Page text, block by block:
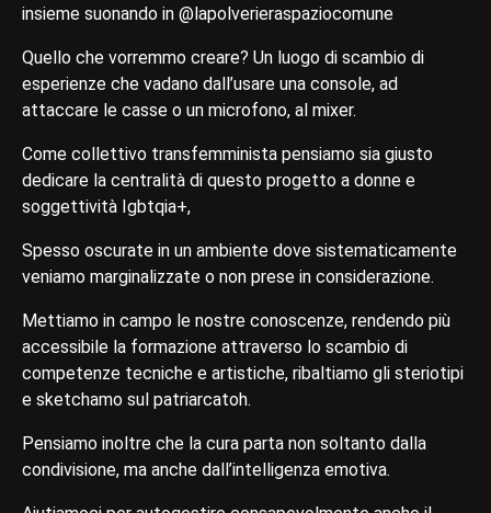
insieme suonando in @lapolverieraspaziocomune
Quello che vorremmo creare? Un luogo di scambio di
esperienze che vadano dall’usare una console, ad
attaccare le casse o un microfono, al mixer.
Come collettivo transfemminista pensiamo sia giusto
dedicare la centralità di questo progetto a donne e
soggettività Igbtqia+,
Spesso oscurate in un ambiente dove sistematicamente
veniamo marginalizzate o non prese in considerazione.
Mettiamo in campo le nostre conoscenze, rendendo più
accessibile la formazione attraverso lo scambio di
competenze tecniche e artistiche, ribaltiamo gli steriotipi
e sketchamo sul patriarcatoh.
Pensiamo inoltre che la cura parta non soltanto dalla
condivisione, ma anche dall’intelligenza emotiva.